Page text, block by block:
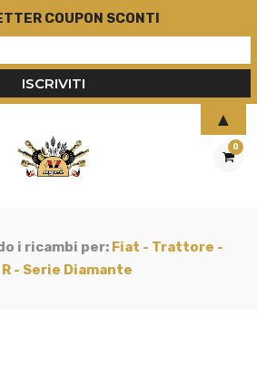
0
i ricambi per: Fiat - Trattore -
R - Serie Diamante
COUPON SCONTI
▲